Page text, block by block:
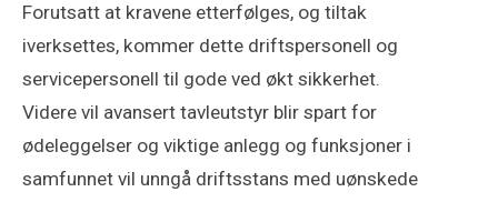
Forutsatt at kravene etterfølges, og tiltak
iverksettes, kommer dette driftspersonell og
servicepersonell til gode ved økt sikkerhet.
Videre vil avansert tavleutstyr blir spart for
ødeleggelser og viktige anlegg og funksjoner i
samfunnet vil unngå driftsstans med uønskede